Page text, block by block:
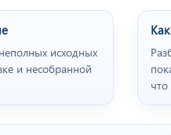
исходных
и несобранной